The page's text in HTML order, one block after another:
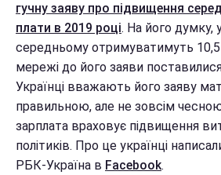
гучну заяву про підвищення
плати в 2019 році. На його думку,
середньому отримуватимуть
мережі до його заяви
Українці вважають його заяву
правильною, але не зовсім
зарплата враховує підвищення
політиків. Про це українці
РБК-Україна в Facebook.